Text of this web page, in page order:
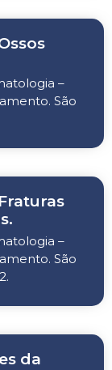
–
São
–
São
da